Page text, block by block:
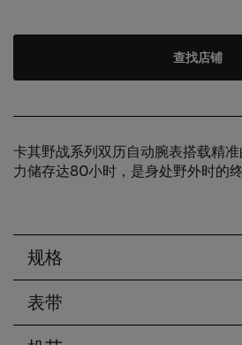
查找店铺
卡其野战系列双历自动腕表搭载精
力储存达80小时，是身处野外时的终
规格
表带